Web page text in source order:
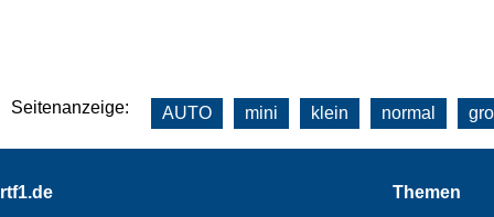
Seitenanzeige: AUTO mini klein normal
Footer
rtf1.de Themen